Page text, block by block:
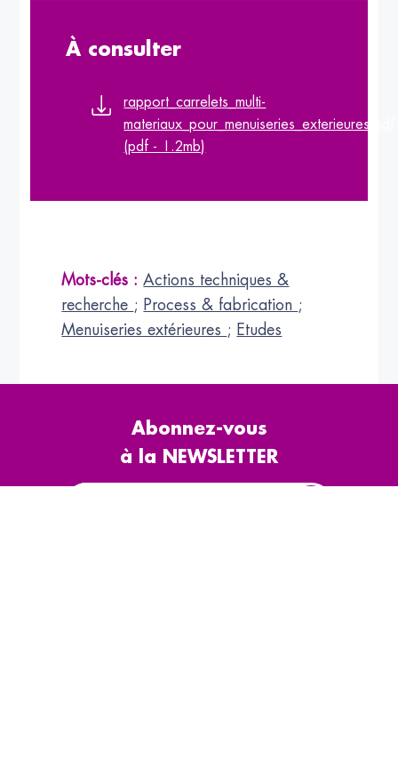
À consulter
rapport_carrelets_multi-
materiaux_pour_menuiseries_exterieures.pdf
(pdf - 1.2mb)
Mots-clés : Actions techniques &
recherche ; Process & fabrication ;
Menuiseries extérieures ; Etudes
Abonnez-vous
à la NEWSLETTER